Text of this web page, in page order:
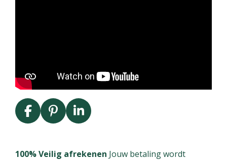
F
a
e
P
i
t
L
i
k
100% Veilig afrekenen Jouw betaling wordt